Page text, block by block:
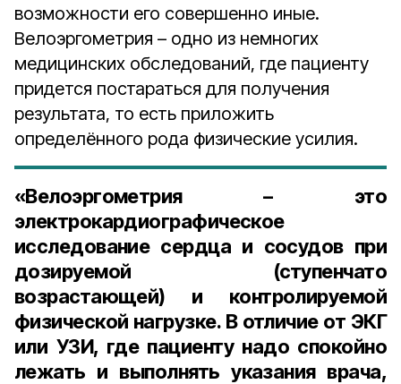
возможности его совершенно иные.
Велоэргометрия – одно из немногих
медицинских обследований, где пациенту
придется постараться для получения
результата, то есть приложить
определённого рода физические усилия.
«Велоэргометрия – это
электрокардиографическое
исследование сердца и сосудов при
дозируемой (ступенчато
возрастающей) и контролируемой
физической нагрузке. В отличие от ЭКГ
или УЗИ, где пациенту надо спокойно
лежать и выполнять указания врача,